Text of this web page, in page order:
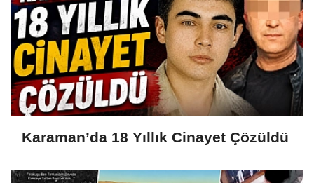
Karaman’da 18 Yıllık Cinayet Çözüldü